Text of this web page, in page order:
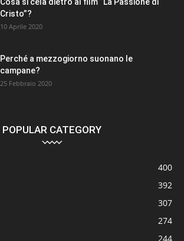
Cristo”?
10 Aprile 2020
Perché a mezzogiorno suonano le
campane?
25 Febbraio 2020
POPULAR CATEGORY
400
392
307
274
244